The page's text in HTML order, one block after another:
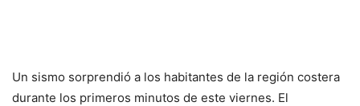
Un sismo sorprendió a los habitantes de la región costera
durante los primeros minutos de este viernes. El